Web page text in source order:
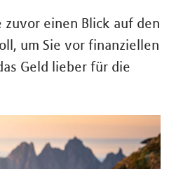
einen Blick auf den
um Sie vor finanziellen
Geld lieber für die